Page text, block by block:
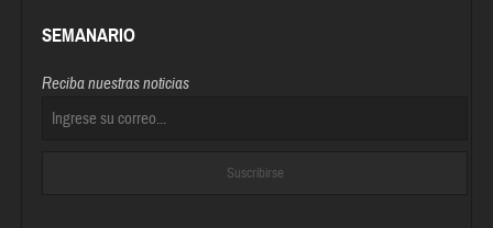
SEMANARIO
Reciba nuestras noticias